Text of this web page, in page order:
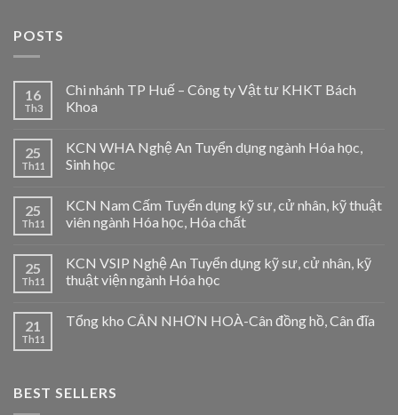
POSTS
16
Th3
Chi nhánh TP Huế – Công ty Vật tư KHKT Bách
Khoa
25
Th11
KCN WHA Nghệ An Tuyển dụng ngành Hóa học,
Sinh học
25
Th11
KCN Nam Cấm Tuyển dụng kỹ sư, cử nhân, kỹ thuật
viên ngành Hóa học, Hóa chất
25
Th11
KCN VSIP Nghệ An Tuyển dụng kỹ sư, cử nhân, kỹ
thuật viện ngành Hóa học
21
Th11
Tổng kho CÂN NHƠN HOÀ-Cân đồng hồ, Cân đĩa
BEST SELLERS